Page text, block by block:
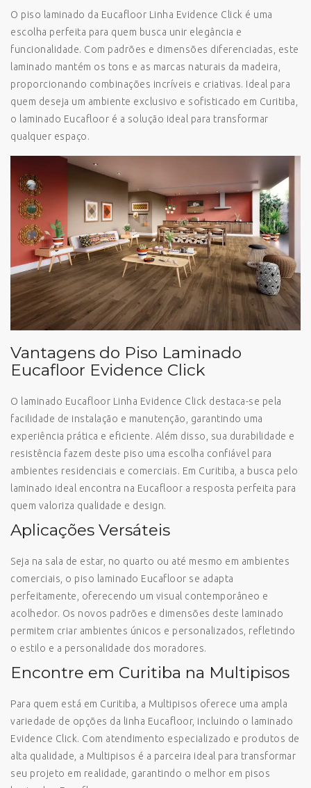
O piso laminado da Eucafloor Linha Evidence Click é uma
escolha perfeita para quem busca unir elegância e
funcionalidade. Com padrões e dimensões diferenciadas, este
laminado mantém os tons e as marcas naturais da madeira,
proporcionando combinações incríveis e criativas. Ideal para
quem deseja um ambiente exclusivo e sofisticado em Curitiba,
o laminado Eucafloor é a solução ideal para transformar
qualquer espaço.
Vantagens do Piso Laminado
Eucafloor Evidence Click
O laminado Eucafloor Linha Evidence Click destaca-se pela
facilidade de instalação e manutenção, garantindo uma
experiência prática e eficiente. Além disso, sua durabilidade e
resistência fazem deste piso uma escolha confiável para
ambientes residenciais e comerciais. Em Curitiba, a busca pelo
laminado ideal encontra na Eucafloor a resposta perfeita para
quem valoriza qualidade e design.
Aplicações Versáteis
Seja na sala de estar, no quarto ou até mesmo em ambientes
comerciais, o piso laminado Eucafloor se adapta
perfeitamente, oferecendo um visual contemporâneo e
acolhedor. Os novos padrões e dimensões deste laminado
permitem criar ambientes únicos e personalizados, refletindo
o estilo e a personalidade dos moradores.
Encontre em Curitiba na Multipisos
Para quem está em Curitiba, a Multipisos oferece uma ampla
variedade de opções da linha Eucafloor, incluindo o laminado
Evidence Click. Com atendimento especializado e produtos de
alta qualidade, a Multipisos é a parceira ideal para transformar
seu projeto em realidade, garantindo o melhor em pisos